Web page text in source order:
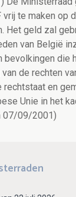
vrij te maken op
Het geld zal
van België
bevolkingen die
de rechten
rechtstaat en
Unie in het
07/09/2001)